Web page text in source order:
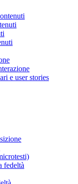
e user stories
fedeltà